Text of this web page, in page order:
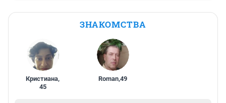
ЗНАКОМСТВА
Кристиана,
45
Roman,49